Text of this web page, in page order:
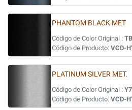
PHANTOM BLACK MET
Código de Color Original :
Código de Producto: VCD-
PLATINUM SILVER MET.
Código de Color Original :
Código de Producto: VCD-